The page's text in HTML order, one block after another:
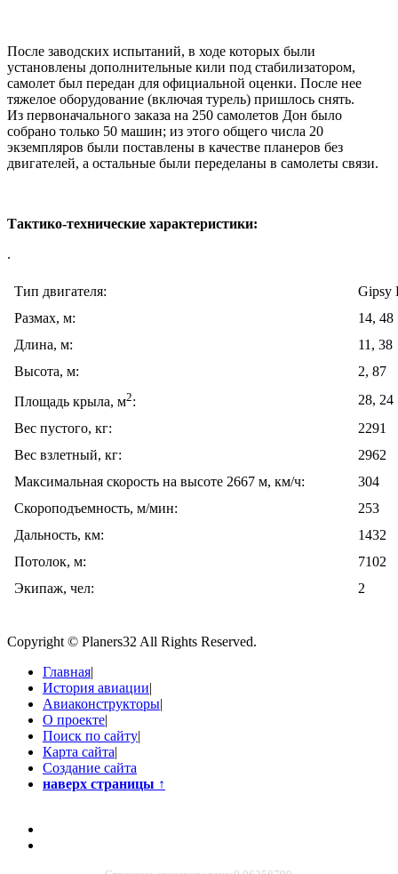
После заводских испытаний, в ходе которых были
установлены дополнительные кили под стабилизатором,
самолет был передан для официальной оценки. После нее
тяжелое оборудование (включая турель) пришлось снять.
Из первоначального заказа на 250 самолетов Дон было
собрано только 50 машин; из этого общего числа 20
экземпляров были поставлены в качестве планеров без
двигателей, а остальные были переделаны в самолеты связи.
Тактико-технические характеристики:
.
Тип двигателя:
Gipsy
Размах, м:
14, 48
Длина, м:
11, 38
Высота, м:
2, 87
Площадь крыла, м2:
28, 24
Вес пустого, кг:
2291
Вес взлетный, кг:
2962
Максимальная скорость на высоте 2667 м, км/ч:
304
Скороподъемность, м/мин:
253
Дальность, км:
1432
Потолок, м:
7102
Экипаж, чел:
2
Copyright © Planers32 All Rights Reserved.
Главная|
История авиации|
Авиаконструкторы|
О проекте|
Поиск по сайту|
Карта сайта|
Создание сайта
наверх страницы ↑